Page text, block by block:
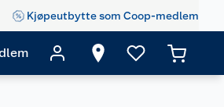
Kjøpeutbytte som Coop-medlem